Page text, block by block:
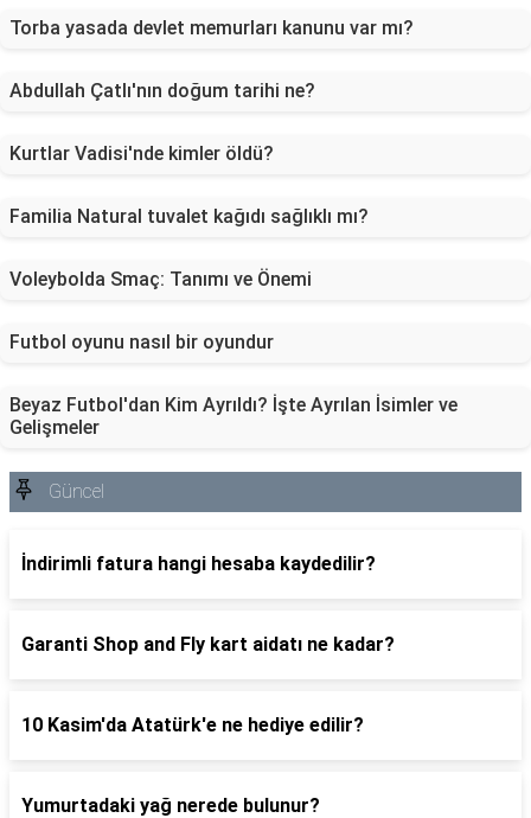
Torba yasada devlet memurları kanunu var mı?
Abdullah Çatlı'nın doğum tarihi ne?
Kurtlar Vadisi'nde kimler öldü?
Familia Natural tuvalet kağıdı sağlıklı mı?
Voleybolda Smaç: Tanımı ve Önemi
Futbol oyunu nasıl bir oyundur
Beyaz Futbol'dan Kim Ayrıldı? İşte Ayrılan İsimler ve
Gelişmeler
Güncel
İndirimli fatura hangi hesaba kaydedilir?
Garanti Shop and Fly kart aidatı ne kadar?
10 Kasim'da Atatürk'e ne hediye edilir?
Yumurtadaki yağ nerede bulunur?